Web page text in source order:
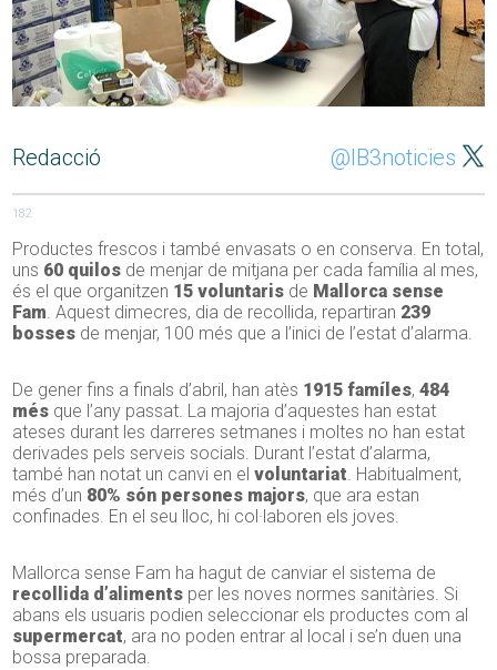
Redacció @IB3noticies
182
Productes frescos i també envasats o en conserva. En total,
uns 60 quilos de menjar de mitjana per cada família al mes,
és el que organitzen 15 voluntaris de Mallorca sense
Fam. Aquest dimecres, dia de recollida, repartiran 239
bosses de menjar, 100 més que a l’inici de l’estat d’alarma.
De gener fins a finals d’abril, han atès 1915 famíles,484
més que l’any passat. La majoria d’aquestes han estat
ateses durant les darreres setmanes i moltes no han estat
derivades pels serveis socials. Durant l’estat d’alarma,
també han notat un canvi en elvoluntariat. Habitualment,
més d’un 80% són persones majors, que ara estan
confinades. En el seu lloc, hi col·laboren els joves.
Mallorca sense Fam ha hagut de canviar el sistema de
recollida d’aliments per les noves normes sanitàries. Si
abans els usuaris podien seleccionar els productes com al
supermercat, ara no poden entrar al local i se’n duen una
bossa preparada.